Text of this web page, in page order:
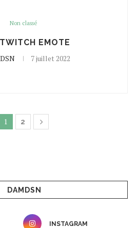
Non classé
EMOTE
7 juillet 2022
1 2
DAMDSN
INSTAGRAM